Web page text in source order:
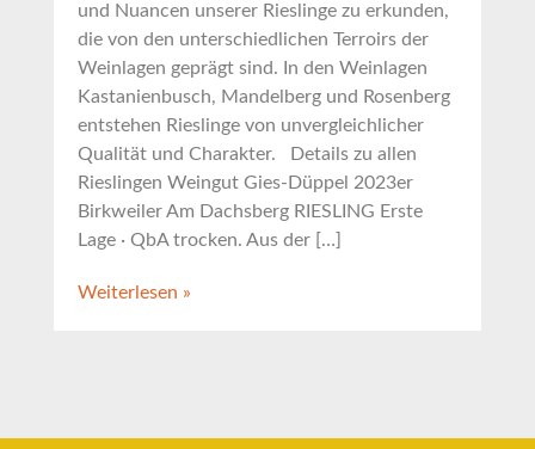
und Nuancen unserer Rieslinge zu erkunden,
die von den unterschiedlichen Terroirs der
Weinlagen geprägt sind. In den Weinlagen
Kastanienbusch, Mandelberg und Rosenberg
entstehen Rieslinge von unvergleichlicher
Qualität und Charakter. Details zu allen
Rieslingen Weingut Gies-Düppel 2023er
Birkweiler Am Dachsberg RIESLING Erste
Lage · QbA trocken. Aus der […]
Weiterlesen »